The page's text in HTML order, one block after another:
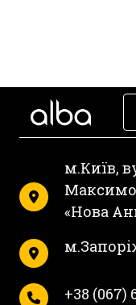
м.Київ,
«Нова
+38 (067)